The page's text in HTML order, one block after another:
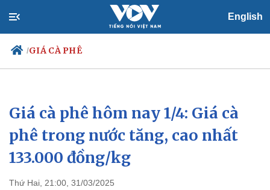
English
/GIÁ CÀ PHÊ
Chính trị
Đảng
Tổ chức nhân sự
Quốc hội
Xã hội
Dự báo thời tiết
Giá cà phê hôm nay 1/4: Giá cà
phê trong nước tăng, cao nhất
133.000 đồng/kg
Thứ Hai, 21:00, 31/03/2025